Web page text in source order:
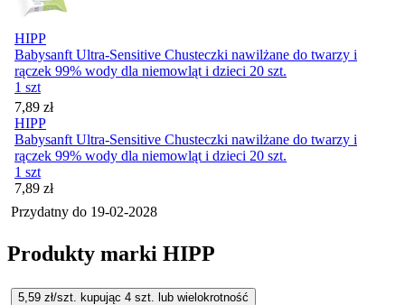
HIPP
Babysanft Ultra-Sensitive Chusteczki nawilżane do twarzy i
rączek 99% wody dla niemowląt i dzieci 20 szt.
1 szt
Cena
7,89 zł
HIPP
Babysanft Ultra-Sensitive Chusteczki nawilżane do twarzy i
rączek 99% wody dla niemowląt i dzieci 20 szt.
1 szt
Cena
7,89 zł
Przydatny do 19-02-2028
Produkty marki HIPP
5,59 zł/szt. kupując 4 szt. lub wielokrotność